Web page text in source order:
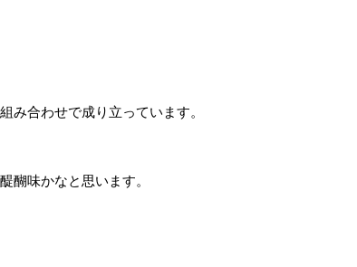
み合わせで成り立っています。
醐味かなと思います。